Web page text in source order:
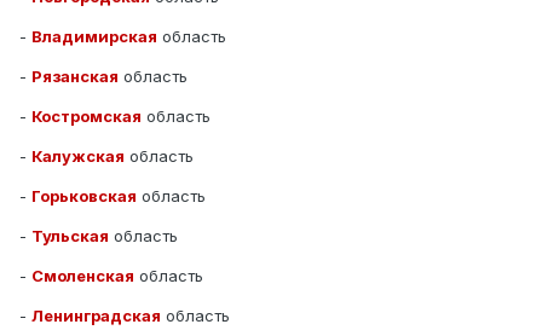
- Владимирская область
- Рязанская область
- Костромская область
- Калужская область
- Горьковская область
- Тульская область
- Смоленская область
- Ленинградская область